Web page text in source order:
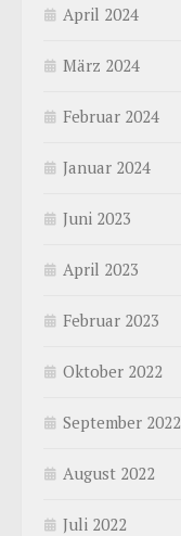
April 2024
März 2024
Februar 2024
Januar 2024
Juni 2023
April 2023
Februar 2023
Oktober 2022
September 2022
August 2022
Juli 2022